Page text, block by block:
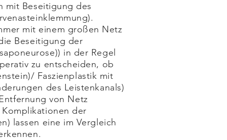
mit Beseitigung des
mit einem großen Netz
Beseitigung der
in der Regel
zu entscheiden, ob
Faszienplastik mit
des Leistenkanals)
von Netz
der
lassen eine im Vergleich